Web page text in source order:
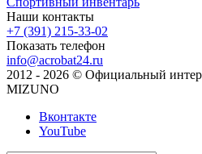
Наши контакты
+7 (391) 215-33-02
Показать телефон
info@acrobat24.ru
2012 - 2026 © Официальный
MIZUNO
Вконтакте
YouTube